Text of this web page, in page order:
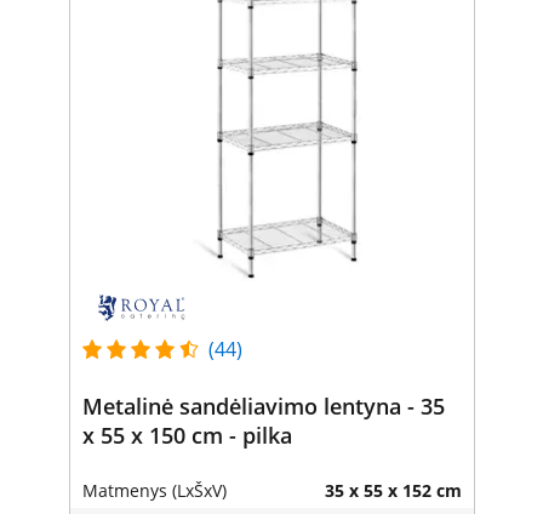
(44)
Metalinė sandėliavimo lentyna - 35
x 55 x 150 cm - pilka
Matmenys (LxŠxV) 35 x 55 x 152 cm